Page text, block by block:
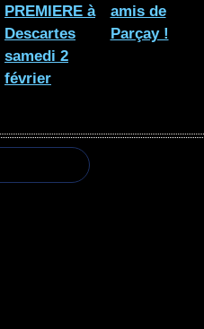
PREMIERE à
Descartes
samedi 2
février
amis de
Parçay !